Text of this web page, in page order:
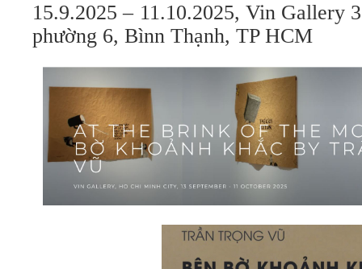
15.9.2025 – 11.10.2025, Vin Gallery
phường 6, Bìnn Thạnh, TP HCM